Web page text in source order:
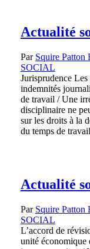
Actualité
Par Squire Patton
SOCIAL
Jurisprudence
indemnités
de travail / Une
disciplinaire ne
sur les droits à la
du temps de
Actualité
Par Squire Patton
SOCIAL
L’accord de
unité économique